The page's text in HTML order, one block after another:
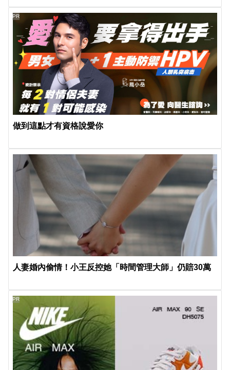
做到這點才有資格說愛你
PR
人妻婚內偷情！小王反控她「時間管理大師」仍賠30萬
PR